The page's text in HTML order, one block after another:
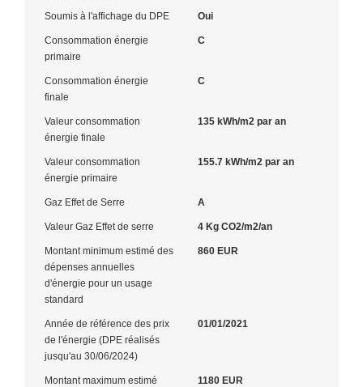
Soumis à l'affichage du DPE Oui
Consommation énergie
primaire
C
Consommation énergie
finale
C
Valeur consommation
énergie finale
135 kWh/m2 par an
Valeur consommation
énergie primaire
155.7 kWh/m2 par an
Gaz Effet de Serre A
Valeur Gaz Effet de serre 4 Kg CO2/m2/an
Montant minimum estimé des
dépenses annuelles
d'énergie pour un usage
standard
860 EUR
Année de référence des prix
de l'énergie (DPE réalisés
jusqu'au 30/06/2024)
01/01/2021
Montant maximum estimé
1180 EUR